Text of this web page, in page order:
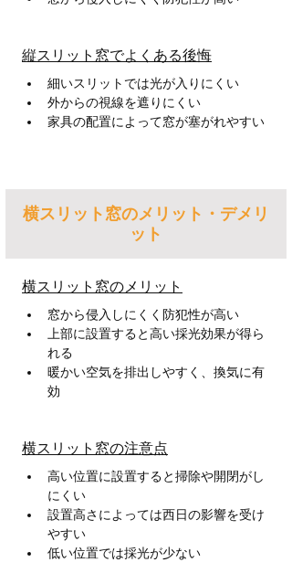
縦スリット窓でよくある後悔
細いスリットでは光が入りにくい
外からの視線を遮りにくい
家具の配置によって窓が塞がれやすい
横スリット窓のメリット・デメリ
ット
横スリット窓のメリット
窓から侵入しにくく防犯性が高い
上部に設置すると高い採光効果が得ら
れる
暖かい空気を排出しやすく、換気に有
効
横スリット窓の注意点
高い位置に設置すると掃除や開閉がし
にくい
設置高さによっては西日の影響を受け
やすい
低い位置では採光が少ない